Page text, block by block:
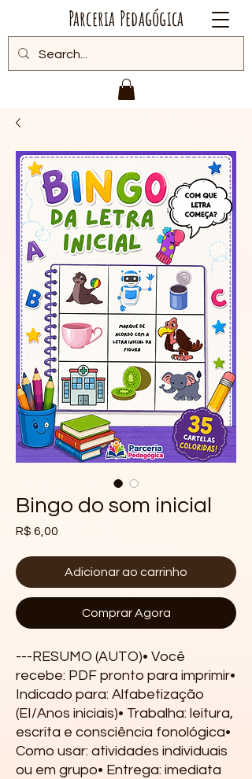
Parceria Pedagógica
Bingo do som inicial
R$ 6,00
Adicionar ao carrinho
Comprar Agora
---RESUMO (AUTO)• Você
recebe: PDF pronto para imprimir•
Indicado para: Alfabetização
(EI/Anos iniciais)• Trabalha: leitura,
escrita e consciência fonológica•
Como usar: atividades individuais
ou em grupo• Entrega: imediata